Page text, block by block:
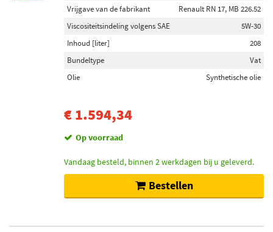
Vrijgave van de fabrikant
Renault RN 17, MB 226.52
Viscositeitsindeling volgens SAE
5W-30
Inhoud [liter]
208
Bundeltype
Vat
Olie
Synthetische olie
€ 1.594,34
Op voorraad
Vandaag besteld, binnen 2 werkdagen bij u geleverd.
Bestellen